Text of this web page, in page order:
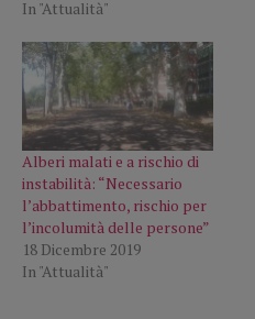
In "Attualità"
Alberi malati e a rischio di
instabilità: “Necessario
l’abbattimento, rischio per
l’incolumità delle persone”
18 Dicembre 2019
In "Attualità"